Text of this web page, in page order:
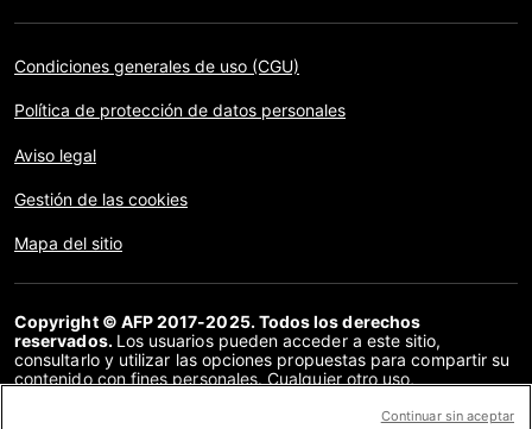
Condiciones generales de uso (CGU)
Política de protección de datos personales
Aviso legal
Gestión de las cookies
Mapa del sitio
Copyright © AFP 2017-2025. Todos los derechos
reservados. Los usuarios pueden acceder a este sitio,
consultarlo y utilizar las opciones propuestas para compartir su
contenido con fines personales. Cualquier otro uso,
distribución del contenido de este sitio, en su totalidad o en
Continuar sin aceptar